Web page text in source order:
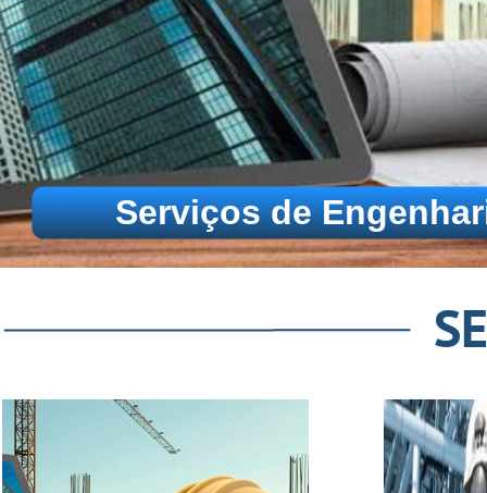
Instalações Elétricas e